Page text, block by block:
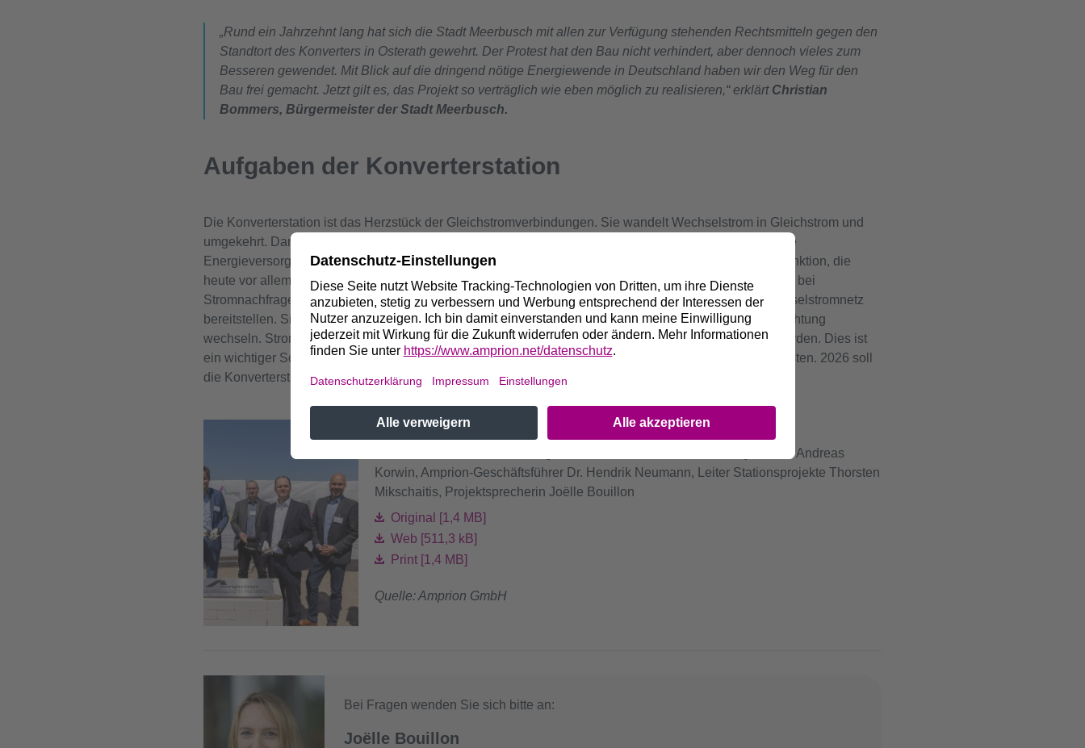
„Rund ein Jahrzehnt lang hat sich die Stadt Meerbusch mit allen zur Verfügung stehenden Rechtsmitteln gegen den
Standtort des Konverters in Osterath gewehrt. Der Protest hat den Bau nicht verhindert, aber dennoch vieles zum
Besseren gewendet. Mit Blick auf die dringend nötige Energiewende in Deutschland haben wir den Weg für den
Bau frei gemacht. Jetzt gilt es, das Projekt so verträglich wie eben möglich zu realisieren,“ erklärt Christian
Bommers, Bürgermeister der Stadt Meerbusch.
Aufgaben der Konverterstation
Die Konverterstation ist das Herzstück der Gleichstromverbindungen. Sie wandelt Wechselstrom in Gleichstrom und
umgekehrt. Darüber hinaus übernimmt der Konverter weitere wichtige Aufgaben für eine zukunftssichere
Energieversorgung. Er unterstützt dabei, die Netzspannung zu regulieren und zu stabilisieren – eine Funktion, die
heute vor allem konventionelle Kraftwerke übernehmen. Die Anlage reagiert flexibel auf Schwankungen bei
Stromnachfrage und -angebot und kann die sogenannte netzunterstützende Blindleistung für das Wechselstromnetz
bereitstellen. Sie kann als Gleich- sowie als Wechselrichter betrieben werden und damit die Lastflussrichtung
wechseln. Strom kann also von Norden nach Süden und auch in umgekehrter Richtung transportiert werden. Dies ist
ein wichtiger Schritt, um die Sicherheit der Stromübertragung in Zeiten der Energiewende zu gewährleisten. 2026 soll
die Konverterstation in Meerbusch in Betrieb gehen.
Grundsteinlegung Konverter in Meerbusch-Osterath
Ministerin Mona Neubaur, Bürgermeister Christian Bommers, Projektleiter Andreas
Korwin, Amprion-Geschäftsführer Dr. Hendrik Neumann, Leiter Stationsprojekte Thorsten
Mikschaitis, Projektsprecherin Joëlle Bouillon
Original [1,4 MB]
Web [511,3 kB]
Print [1,4 MB]
Quelle: Amprion GmbH
Bei Fragen wenden Sie sich bitte an:
Joëlle Bouillon